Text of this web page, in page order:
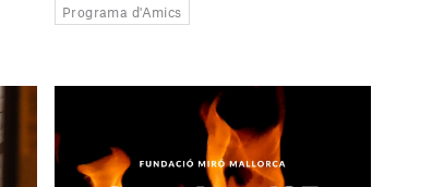
Programa d'Amics